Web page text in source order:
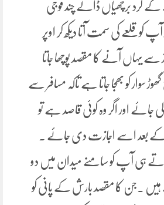
گرد برچھیاں ڈالے چند فوجی
قلعے کی سمت آتا دیکھ کر اوپر
سے یہاں آنے کا مقصد پوچھا جاتا
سوار کو بھجا جاتا ہے تاکہ مسافر سے
جائے اور اگر وہ کوئی قاصد ہے تو
بعد اسے اجازت دی جائے ۔
ہی آپ کو سامنے میدان میں دو
۔جن کا مقصد بارش کے پانی کو